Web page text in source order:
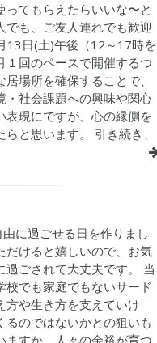
てもらえたらいいな〜と
も、ご友人連れでも歓迎
13日(土)午後（12～17時を
回のペースで開催するつ
場所を確保することで、
・社会課題への興味や関心
表現にですが、心の縁側を
と思います。 引き続き、
に過ごせる日を作りまし
だけると嬉しいので、お気
ごされて大丈夫です。 当
でも家庭でもないサード
方や生き方を支えていけ
のではないかとの狙いも
ますか、人々の余裕が育つ